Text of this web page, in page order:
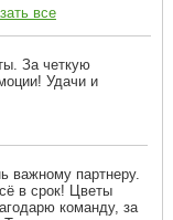
все
За четкую
Удачи и
важному партнеру.
в срок! Цветы
команду, за